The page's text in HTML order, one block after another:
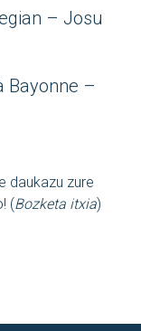
– Josu
Bayonne –
daukazu zure
(Bozketa itxia)